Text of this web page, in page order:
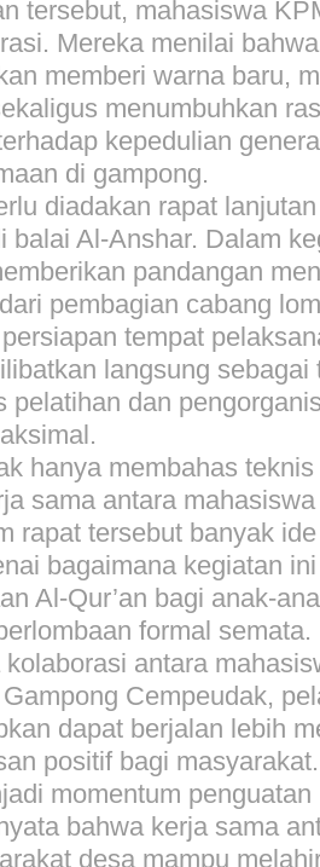
tersebut, mahasiswa
Mereka menilai
memberi warna baru,
menumbuhkan
kepedulian
di gampong.
diadakan rapat
balai Al-Anshar. Dalam
pandangan
pembagian cabang
tempat
langsung sebagai
pelatihan dan
hanya membahas
sama antara
rapat tersebut banyak
bagaimana kegiatan
Al-Qur’an bagi anak-
formal semata.
antara
Cempeudak,
dapat berjalan lebih
positif bagi
momentum
bahwa kerja sama
desa mampu